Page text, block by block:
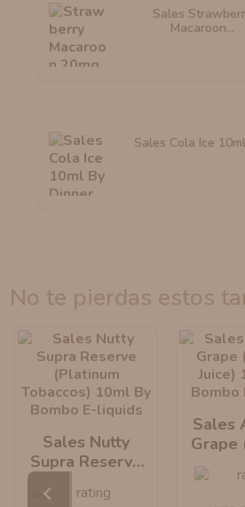
Sales
Macaroon...
Sales Cola Ice
no te pierdas estos
Sales Nutty
Supra Reserve
Tobaccos) 10ml
Sales
Grape
Bombo